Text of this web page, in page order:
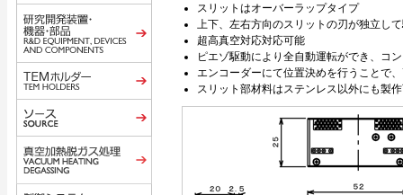
スリットはオーバーラップタイプ
上下、左右方向のスリットの刃が独立し
超高真空対応対応可能
ピエゾ駆動により全自動運転ができ、コ
エンコーダーにて位置決めを行うことで
スリット部材料はステンレス以外にも製